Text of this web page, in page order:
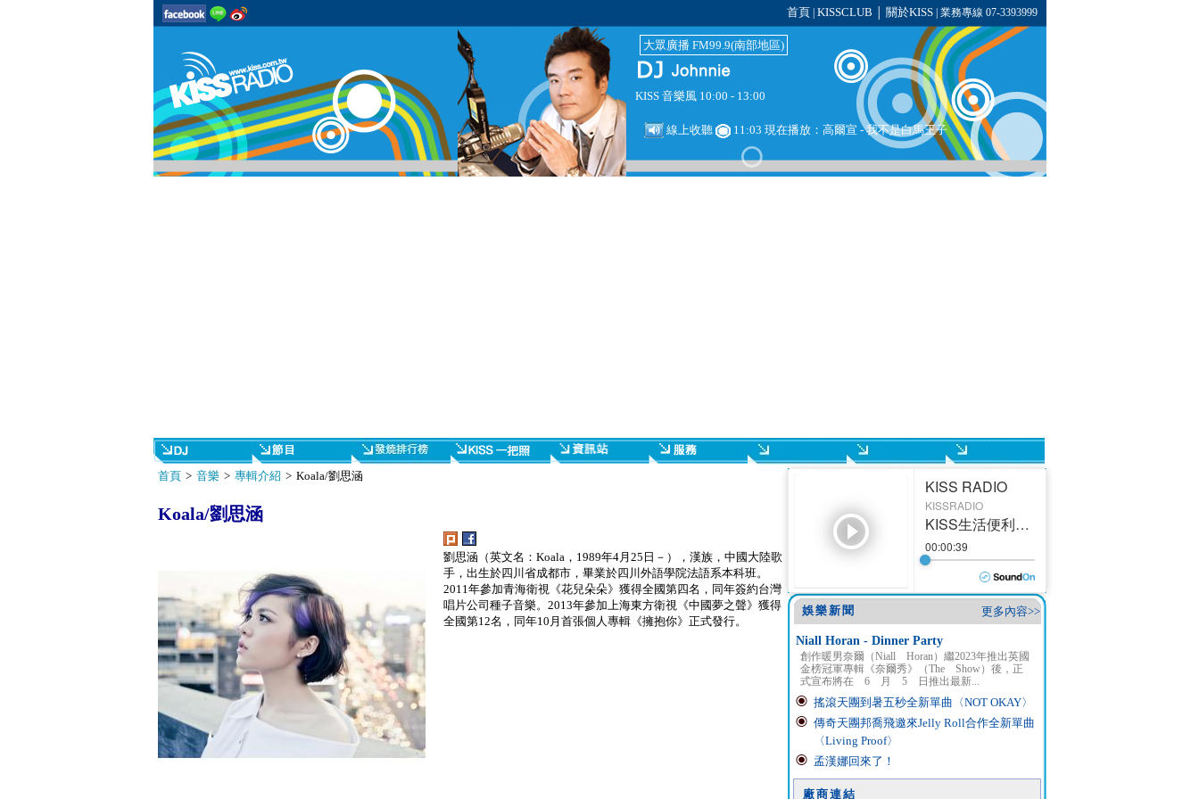
首頁 KISSCLUB 關於KISS| 業務專線 07-3393999
大眾廣播 FM99.9(南部地區)
KISS 音樂風 10:00 - 13:00
線上收聽 11:03 現在播放：高爾宣 - 我不是白馬王子
首頁> 音樂> 專輯介紹 > Koala/劉思涵
Koala/劉思涵
劉思涵（英文名：Koala，1989年4月25日－），漢族，中國大陸歌
手，出生於四川省成都市，畢業於四川外語學院法語系本科班。
2011年參加青海衛視《花兒朵朵》獲得全國第四名，同年簽約台灣
唱片公司種子音樂。2013年參加上海東方衛視《中國夢之聲》獲得
全國第12名，同年10月首張個人專輯《擁抱你》正式發行。
更多內容>>
娛樂新聞
Niall Horan - Dinner Party
創作暖男奈爾（Niall Horan）繼2023年推出英國
金榜冠軍專輯《奈爾秀》（The Show）後，正
式宣布將在 6 月 5 日推出最新...
搖滾天團到暑五秒全新單曲〈NOT OKAY〉
傳奇天團邦喬飛邀來Jelly Roll合作全新單曲
〈Living Proof〉
孟漢娜回來了！
廠商連結